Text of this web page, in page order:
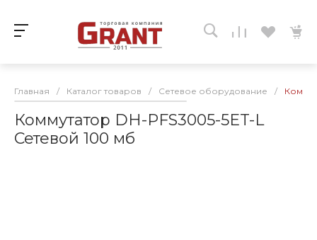
Главная / Каталог товаров / Сетевое оборудование /
Коммутатор DH-PFS3005-5ET-L
Сетевой 100 мб